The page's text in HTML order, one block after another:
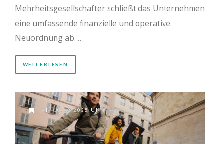
Mehrheitsgesellschafter schließt das Unternehmen
eine umfassende finanzielle und operative
Neuordnung ab. …
WEITERLESEN
AM 10.12.2025 UM 7:44